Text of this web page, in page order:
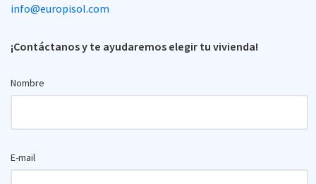
info@europisol.com
¡Contáctanos y te ayudaremos elegir tu vivienda!
Nombre
E-mail